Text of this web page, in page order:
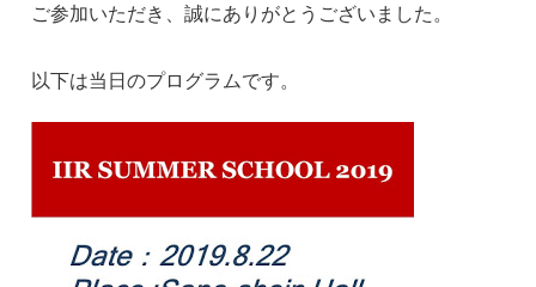
ノ
シ
ご参加いただき、誠にありがとうございました。
以下は当日のプログラムです。